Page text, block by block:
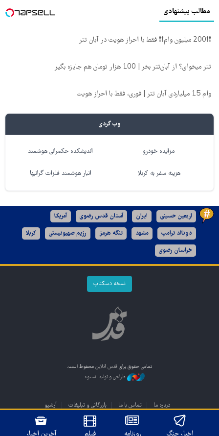
مطالب پیشنهادی
❗❗200 میلیون وام❗❗ فقط با احراز هویت در آبان تتر
تتر میخوای؟ از آبان‌تتر بخر | 100 هزار تومان هم جایزه بگیر
وام 15 میلیاردی آبان تتر | فوری، فقط با احراز هویت
وب گردی
مزایده خودرو اندیشکده حکمرانی هوشمند
هزینه سفر به کربلا انبار هوشمند فلزات گرانبها
اربعین حسینی ایران آستان قدس رضوی آمریکا
دونالد ترامپ مشهد تنگه هرمز رژیم صهیونیستی کربلا
خراسان رضوی
نسخه دسکتاپ
تمامی حقوق برای قدس آنلاین محفوظ است.
طراحی و تولید: نستوه
درباره ما تماس با ما بازرگانی و تبلیغات آرشیو
اخبار جنگ روزنامه فیلم آخرین اخبار